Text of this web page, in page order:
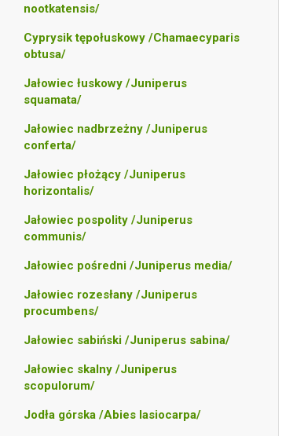
nootkatensis/
Cyprysik tępołuskowy /Chamaecyparis
obtusa/
Jałowiec łuskowy /Juniperus
squamata/
Jałowiec nadbrzeżny /Juniperus
conferta/
Jałowiec płożący /Juniperus
horizontalis/
Jałowiec pospolity /Juniperus
communis/
Jałowiec pośredni /Juniperus media/
Jałowiec rozesłany /Juniperus
procumbens/
Jałowiec sabiński /Juniperus sabina/
Jałowiec skalny /Juniperus
scopulorum/
Jodła górska /Abies lasiocarpa/